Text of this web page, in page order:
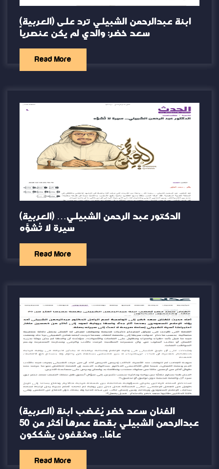
(العربية) ابنة عبدالرحمن الشبيلي ترد على
سعد خضر: والدي لم يكن عنصرياً
Read More
(العربية) الدكتور عبد الرحمن الشبيلي…
سيرة لا تُشوَّه
Read More
(العربية) الفنان سعد خضر يُغضب ابنة
عبدالرحمن الشبيلي بقصة عمرها أكثر من 50
عامًا.. ومثقفون يشككون
Read More